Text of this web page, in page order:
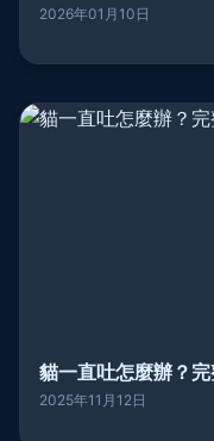
2026年01月10日
貓一直吐怎麼辦？
2025年11月12日